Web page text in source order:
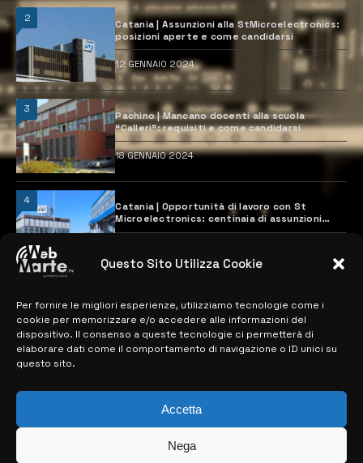
Questo Sito Utilizza Cookie
Per fornire le migliori esperienze, utilizziamo tecnologie come i
cookie per memorizzare e/o accedere alle informazioni del
dispositivo. Il consenso a queste tecnologie ci permetterà di
elaborare dati come il comportamento di navigazione o ID unici su
questo sito.
Accetta
Nega
2
Catania | Assunzioni alla StMicroelectronics:
posizioni aperte e come candidarsi
12 GENNAIO 2024
3
Pachino | Mancano docenti alla scuola
“Calleri”: requisiti e come candidarsi
18 GENNAIO 2024
4
Catania | Opportunità di lavoro con St
Microelectronics: centinaia di assunzioni
previste
MAPPA DEL SITO
> NOTIZIE